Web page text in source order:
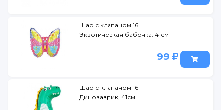
Шар с клапаном 16''
Экзотическая бабочка, 41см
99
Шар с клапаном 16''
Динозаврик, 41см